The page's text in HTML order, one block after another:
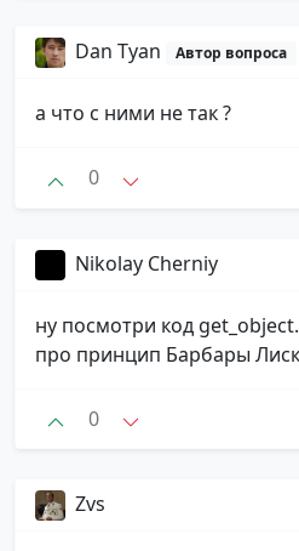
Dan Tyan Автор вопроса
а что с ними не так ?
0
Nikolay Cherniy
ну посмотри код
про принцип Барбары
0
Zvs